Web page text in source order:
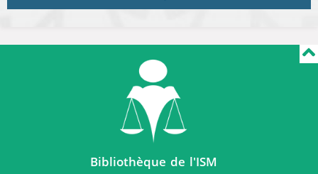
Bibliothèque de l'ISM